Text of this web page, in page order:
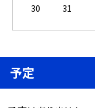
30
31
予定